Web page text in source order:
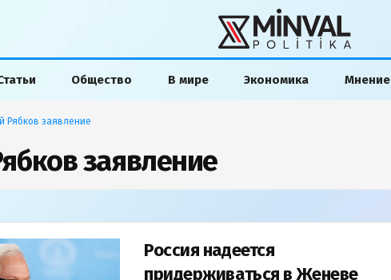
Общество В мире Экономика Мнение
Рябков заявление
заявление
Россия надеется
придерживаться в Женеве